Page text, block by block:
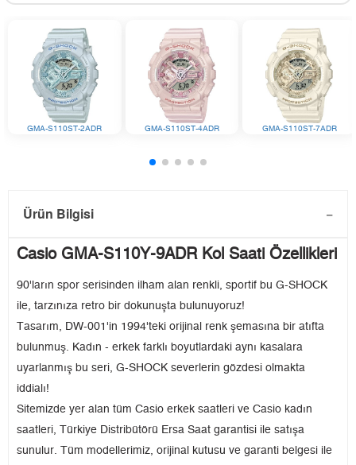
GMA-S110ST-2ADR GMA-S110ST-4ADR GMA-S110ST-7ADR
Ürün Bilgisi
Casio GMA-S110Y-9ADR Kol Saati Özellikleri
90'ların spor serisinden ilham alan renkli, sportif bu G-SHOCK
ile, tarzınıza retro bir dokunuşta bulunuyoruz!
Tasarım, DW-001'in 1994'teki orijinal renk şemasına bir atıfta
bulunmuş. Kadın - erkek farklı boyutlardaki aynı kasalara
uyarlanmış bu seri, G-SHOCK severlerin gözdesi olmakta
iddialı!
Sitemizde yer alan tüm Casio erkek saatleri ve Casio kadın
saatleri, Türkiye Distribütörü Ersa Saat garantisi ile satışa
sunulur. Tüm modellerimiz, orijinal kutusu ve garanti belgesi ile